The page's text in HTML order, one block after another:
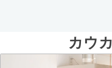
カウ